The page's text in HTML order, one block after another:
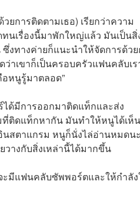
การติดตามเธอ) เรียกว่าความ
นเรื่องนี้มาพักใหญ่แล้ว มันเป็นสิ่
งทางค่ายก็แนะนำให้จัดการด้ว
าเขาก็เป็นครอบครัวแฟนคลับเร
หนูรู้มาตลอด”
ได้มีการออกมาติดแท็กและส่ง
ที่ติดแท็กหากัน มันทำให้หนูได้เห็น
สตาแกรม หนูก็นั่งไล่อ่านหมดน
างกับสิ่งเหล่านี้ได้มากขึ้น
มีแฟนคลับซัพพอร์ตและให้กำลัง